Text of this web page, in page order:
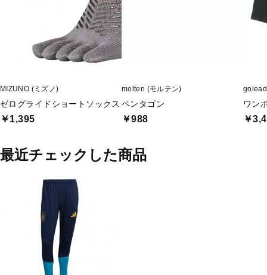
MIZUNO (ミズノ)
ゼログライドショートソックス
￥1,395
molten (モルテン)
ペンタゴン
￥988
ワン
￥
最近チェックした商品